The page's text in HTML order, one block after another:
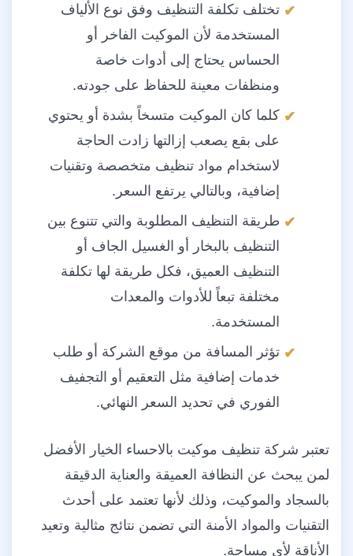
تختلف تكلفة التنظيف وفق نوع الألياف
المستخدمة لأن الموكيت الفاخر أو
الحساس يحتاج إلى أدوات خاصة
ومنظفات معينة للحفاظ على جودته.
كلما كان الموكيت متسخاً بشدة أو يحتوي
على بقع يصعب إزالتها زادت الحاجة
لاستخدام مواد تنظيف متخصصة وتقنيات
إضافية، وبالتالي يرتفع السعر.
طريقة التنظيف المطلوبة والتي تتنوع بين
التنظيف بالبخار أو الغسيل الجاف أو
التنظيف العميق، فكل طريقة لها تكلفة
مختلفة تبعاً للأدوات والمعدات
المستخدمة.
تؤثر المسافة من موقع الشركة أو طلب
خدمات إضافية مثل التعقيم أو التجفيف
الفوري في تحديد السعر النهائي.
تعتبر شركة تنظيف موكيت بالاحساء الخيار الأفضل
لمن يبحث عن النظافة العميقة والعناية الدقيقة
بالسجاد والموكيت، وذلك لأنها تعتمد على أحدث
التقنيات والمواد الأمنة التي تضمن نتائج مثالية وتعيد
الأناقة لأي مساحة.